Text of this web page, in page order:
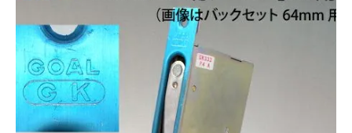
玄関タイプ
室内錠
ドアノブの交換